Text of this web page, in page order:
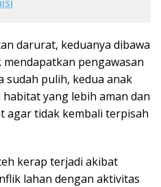
darurat, keduanya dibawa
pengawasan
sudah pulih, kedua anak
yang lebih aman dan
agar tidak kembali terpisah
kerap terjadi akibat
lahan dengan aktivitas